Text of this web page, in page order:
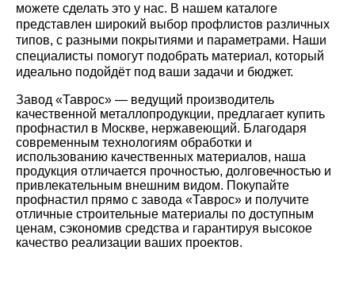
можете сделать это у нас. В нашем каталоге
представлен широкий выбор профлистов различных
типов, с разными покрытиями и параметрами. Наши
специалисты помогут подобрать материал, который
идеально подойдёт под ваши задачи и бюджет.
Завод «Таврос» — ведущий производитель
качественной металлопродукции, предлагает купить
профнастил в Москве, нержавеющий. Благодаря
современным технологиям обработки и
использованию качественных материалов, наша
продукция отличается прочностью, долговечностью и
привлекательным внешним видом. Покупайте
профнастил прямо с завода «Таврос» и получите
отличные строительные материалы по доступным
ценам, сэкономив средства и гарантируя высокое
качество реализации ваших проектов.